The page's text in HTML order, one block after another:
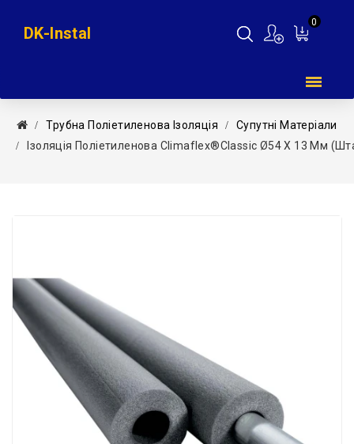
0
DK-Instal
Трубна Поліетиленова Ізоляція
Супутні Матеріали
Ізоляція Поліетиленова Climaflex®Classic Ø54 X 13 Мм